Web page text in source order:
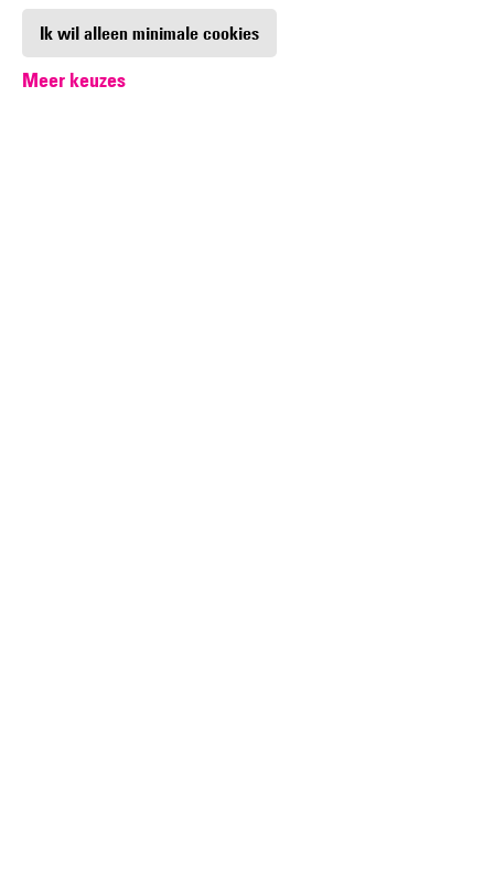
Ik wil alleen minimale cookies
Meer keuzes